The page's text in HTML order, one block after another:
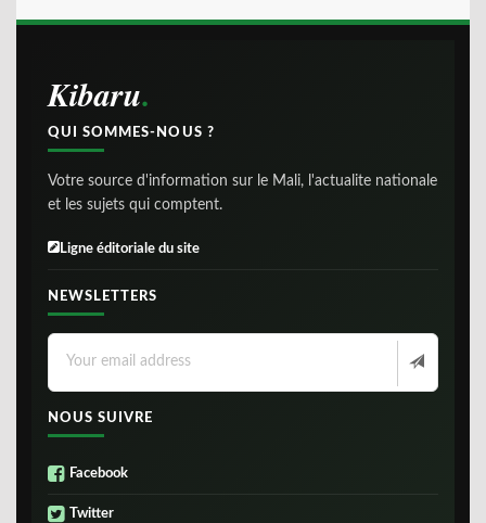
Kibaru
QUI SOMMES-NOUS ?
Votre source d'information sur le Mali, l'actualite nationale
et les sujets qui comptent.
Ligne éditoriale du site
NEWSLETTERS
NOUS SUIVRE
Facebook
Twitter